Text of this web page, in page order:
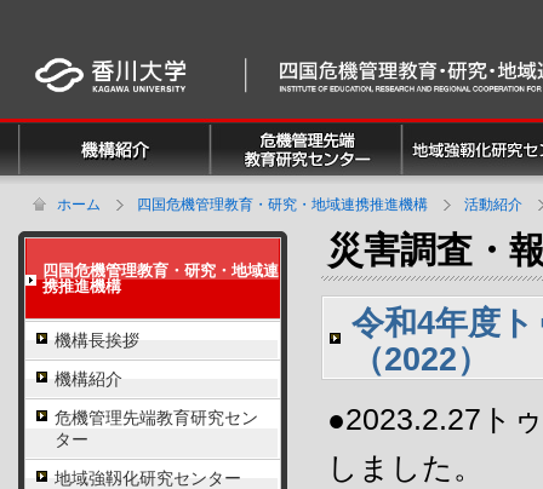
ホーム 四国危機管理教育・研究・地域連携推進機構 活動紹介
災害調査・
令和4年度
（2022）
●2023.2.27ト
しました。
四国危機管理教育・研究・地域連
携推進機構
機構長挨拶
機構紹介
危機管理先端教育研究セン
ター
地域強靱化研究センター